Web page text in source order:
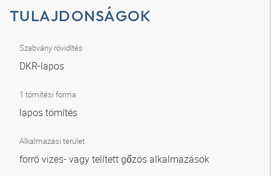
TULAJDONSÁGOK
Szabvány rövidítés
DKR-lapos
1 tömítési forma
lapos tömítés
Alkalmazási terület
forró vizes- vagy telített gőzös alkalmazások